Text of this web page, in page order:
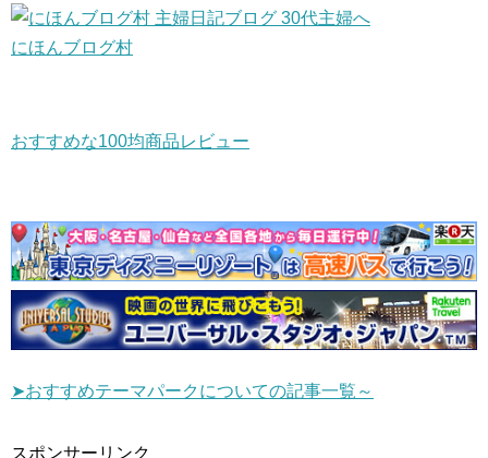
にほんブログ村
おすすめな100均商品レビュー
➤おすすめテーマパークについての記事一覧～
スポンサーリンク